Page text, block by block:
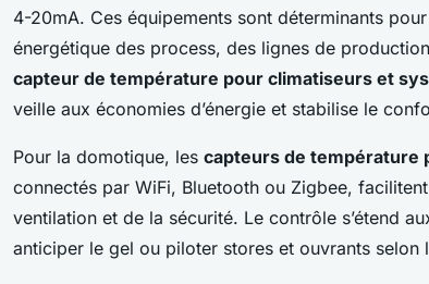
4-20mA. Ces équipements sont déterminants
énergétique des process, des lignes de
capteur de température pour climatiseurs et
veille aux économies d’énergie et stabilise le
Pour la domotique, les capteurs de température
connectés par WiFi, Bluetooth ou Zigbee,
ventilation et de la sécurité. Le contrôle s’étend
anticiper le gel ou piloter stores et ouvrants